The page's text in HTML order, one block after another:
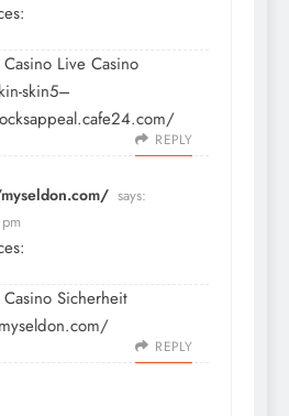
Live Casino
skin5–
REPLY
says:
Sicherheit
REPLY